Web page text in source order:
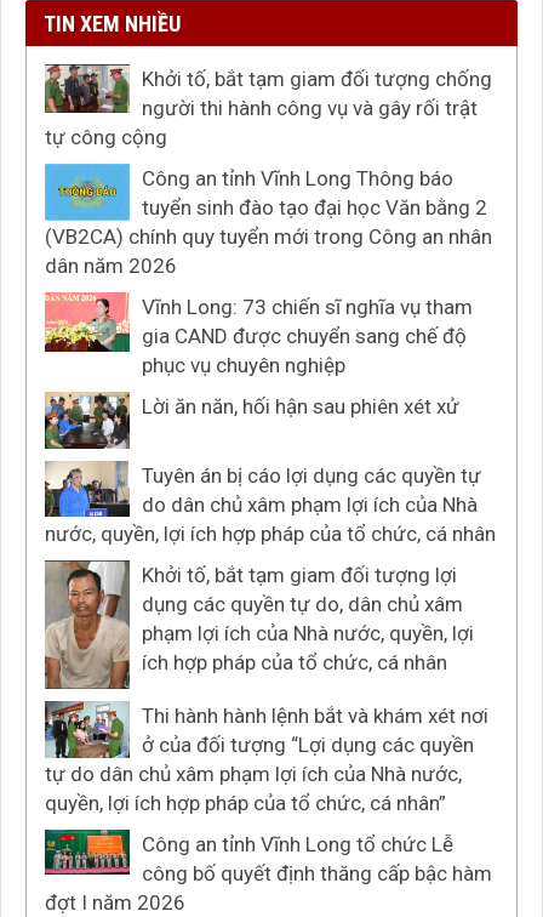
TIN XEM NHIỀU
Khởi tố, bắt tạm giam đối tượng chống
người thi hành công vụ và gây rối trật
tự công cộng
Công an tỉnh Vĩnh Long Thông báo
tuyển sinh đào tạo đại học Văn bằng 2
(VB2CA) chính quy tuyển mới trong Công an nhân
dân năm 2026
Vĩnh Long: 73 chiến sĩ nghĩa vụ tham
gia CAND được chuyển sang chế độ
phục vụ chuyên nghiệp
Lời ăn năn, hối hận sau phiên xét xử
Tuyên án bị cáo lợi dụng các quyền tự
do dân chủ xâm phạm lợi ích của Nhà
nước, quyền, lợi ích hợp pháp của tổ chức, cá nhân
Khởi tố, bắt tạm giam đối tượng lợi
dụng các quyền tự do, dân chủ xâm
phạm lợi ích của Nhà nước, quyền, lợi
ích hợp pháp của tổ chức, cá nhân
Thi hành hành lệnh bắt và khám xét nơi
ở của đối tượng “Lợi dụng các quyền
tự do dân chủ xâm phạm lợi ích của Nhà nước,
quyền, lợi ích hợp pháp của tổ chức, cá nhân”
Công an tỉnh Vĩnh Long tổ chức Lễ
công bố quyết định thăng cấp bậc hàm
đợt I năm 2026